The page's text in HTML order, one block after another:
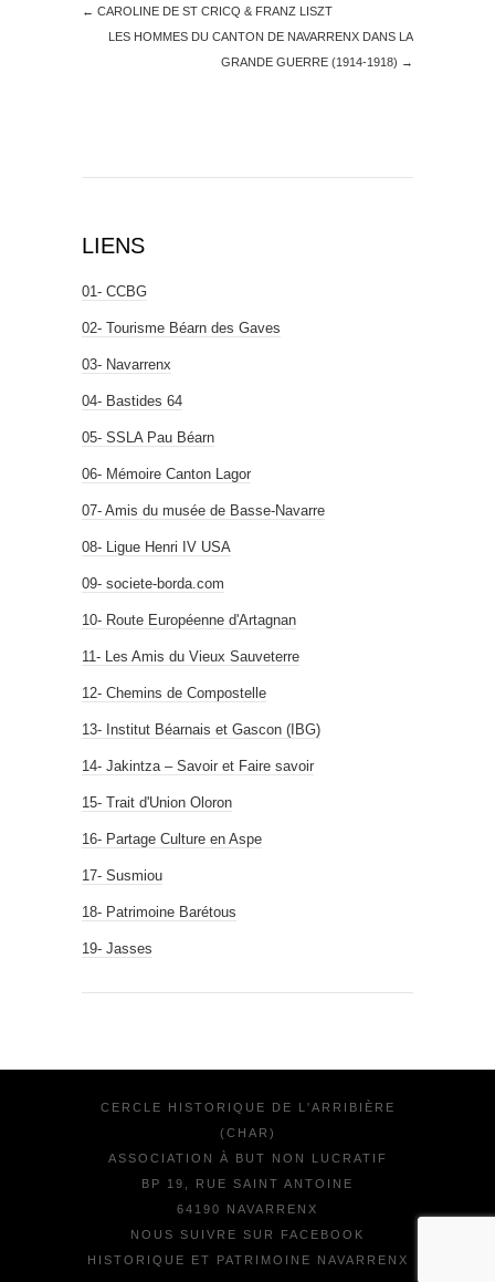
← CAROLINE DE ST CRICQ & FRANZ LISZT
LES HOMMES DU CANTON DE NAVARRENX DANS LA
GRANDE GUERRE (1914-1918) →
LIENS
01- CCBG
02- Tourisme Béarn des Gaves
03- Navarrenx
04- Bastides 64
05- SSLA Pau Béarn
06- Mémoire Canton Lagor
07- Amis du musée de Basse-Navarre
08- Ligue Henri IV USA
09- societe-borda.com
10- Route Européenne d'Artagnan
11- Les Amis du Vieux Sauveterre
12- Chemins de Compostelle
13- Institut Béarnais et Gascon (IBG)
14- Jakintza – Savoir et Faire savoir
15- Trait d'Union Oloron
16- Partage Culture en Aspe
17- Susmiou
18- Patrimoine Barétous
19- Jasses
CERCLE HISTORIQUE DE L'ARRIBIÈRE
(CHAR)
ASSOCIATION À BUT NON LUCRATIF
BP 19, RUE SAINT ANTOINE
64190 NAVARRENX
NOUS SUIVRE SUR FACEBOOK
HISTORIQUE ET PATRIMOINE NAVARRENX